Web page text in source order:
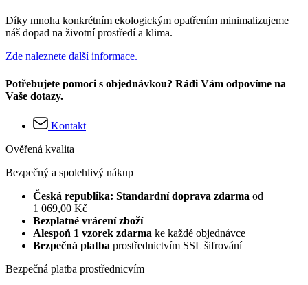
Díky mnoha konkrétním ekologickým opatřením minimalizujeme
náš dopad na životní prostředí a klima.
Zde naleznete další informace.
Potřebujete pomoci s objednávkou? Rádi Vám odpovíme na
Vaše dotazy.
Kontakt
Ověřená kvalita
Bezpečný a spolehlivý nákup
Česká republika: Standardní doprava zdarma od
1 069,00 Kč
Bezplatné vrácení zboží
Alespoň 1 vzorek zdarma ke každé objednávce
Bezpečná platba prostřednictvím SSL šifrování
Bezpečná platba prostřednicvím